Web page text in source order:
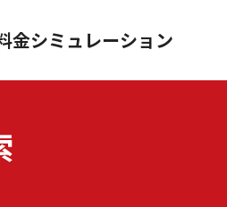
金シミュレーション